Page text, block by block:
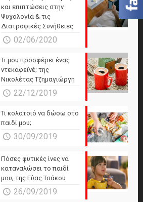
και επιπτώσεις στην
Ψυχολογία & τις
Διατροφικές Συνήθειες
02/06/2020
Τι μου προσφέρει ένας
ντεκαφεϊνέ; της
Νικολέτας Τζημαγιώργη
22/12/2019
Τι κολατσιό να δώσω στο
παιδί μου;
30/09/2019
Πόσες φυτικές ίνες να
καταναλώσει το παιδί
μου; της Εύας Τσάκου
26/09/2019